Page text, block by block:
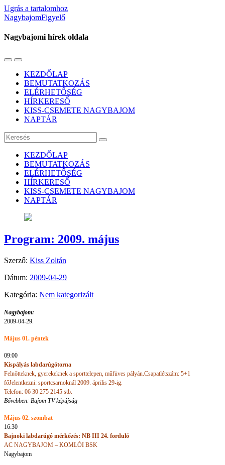
Ugrás a tartalomhoz
NagybajomFigyelő
Nagybajomi hírek oldala
Váltás
mobil
menüre
Használja
keresés
mezőt
KEZDŐLAP
BEMUTATKOZÁS
ELÉRHETŐSÉG
HÍRKERESŐ
KISS-CSEMETE NAGYBAJOM
NAPTÁR
Keresés
KEZDŐLAP
BEMUTATKOZÁS
ELÉRHETŐSÉG
HÍRKERESŐ
KISS-CSEMETE NAGYBAJOM
NAPTÁR
Program: 2009. május
Szerző: Kiss Zoltán
Dátum: 2009-04-29
Kategória: Nem kategorizált
Nagybajom:
2009-04-29.
Május 01. péntek
09:00
Kispályás labdarúgótorna
Felnőtteknek, gyerekeknek a sporttelepen, műfüves pályán.Csapatlétszám: 5+1
főJelentkezni: sportcsarnoknál 2009. április 29-ig.
Telefon: 06 30 275 2145 stb.
Bővebben: Bajom TV képújság
Május 02. szombat
16:30
Bajnoki labdarúgó mérkőzés: NB III 24. forduló
AC NAGYBAJOM – KOMLÓI BSK
Nagybajom